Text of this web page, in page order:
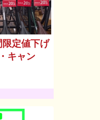
定値下げ
キャン